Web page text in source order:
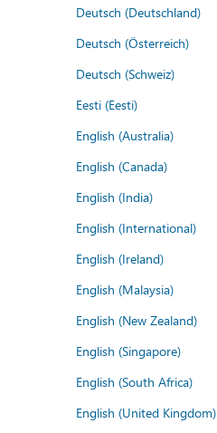
Deutsch (Deutschland)
Deutsch (Österreich)
Deutsch (Schweiz)
Eesti (Eesti)
English (Australia)
English (Canada)
English (India)
English (International)
English (Ireland)
English (Malaysia)
English (New Zealand)
English (Singapore)
English (South Africa)
English (United Kingdom)